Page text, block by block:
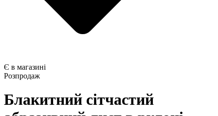
Є в магазині
Розпродаж
Блакитний сітчастий